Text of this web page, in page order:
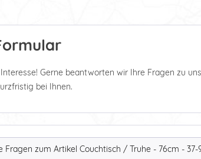
Gerne beantworten wir Ihre Fragen zu
bei Ihnen.